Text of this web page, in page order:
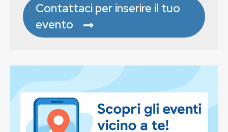
Contattaci per inserire il tuo
evento